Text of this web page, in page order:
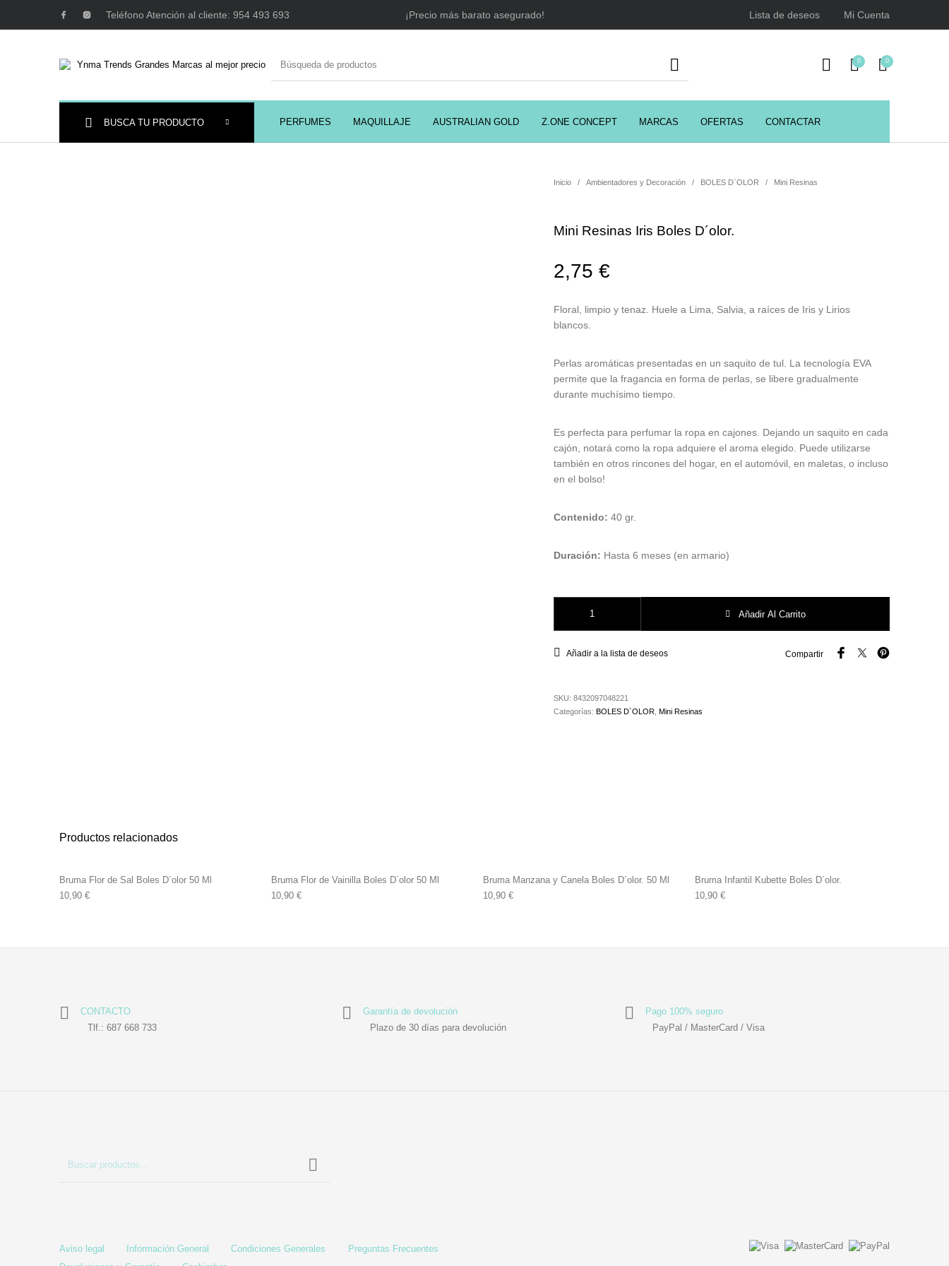
Teléfono Atención al cliente: 954 493 693 ¡Precio más barato asegurado! Lista de deseos Mi Cuenta
0 0
PERFUMES MAQUILLAJE AUSTRALIAN GOLD Z.ONE CONCEPT MARCAS OFERTAS CONTACTAR
BUSCA TU PRODUCTO
Prosolaris Utensilios de Peluquería
Inicio / Ambientadores y Decoración / BOLES D`OLOR / Mini Resinas
Mini Resinas Iris Boles D´olor.
2,75 €
Floral, limpio y tenaz. Huele a Lima, Salvia, a raíces de Iris y Lirios
blancos.
Perlas aromáticas presentadas en un saquito de tul. La tecnología EVA
permite que la fragancia en forma de perlas, se libere gradualmente
durante muchísimo tiempo.
Es perfecta para perfumar la ropa en cajones. Dejando un saquito en cada
cajón, notará como la ropa adquiere el aroma elegido. Puede utilizarse
también en otros rincones del hogar, en el automóvil, en maletas, o incluso
en el bolso!
Contenido: 40 gr.
Duración: Hasta 6 meses (en armario)
Añadir Al Carrito
Compartir
Añadir a la lista de deseos
SKU: 8432097048221
Categorías: BOLES D`OLOR Mini Resinas
Productos relacionados
Bruma Flor de Sal Boles D´olor 50 Ml
10,90 €
Bruma Flor de Vainilla Boles D´olor 50 Ml
10,90 €
Bruma Manzana y Canela Boles D´olor. 50 Ml
10,90 €
Bruma Infantil Kubette Boles D´olor.
10,90 €
CONTACTO
Tlf.: 687 668 733
Garantía de devolución
Plazo de 30 días para devolución
Pago 100% seguro
PayPal / MasterCard / Visa
Aviso legal Información General Condiciones Generales
Preguntas Frecuentes